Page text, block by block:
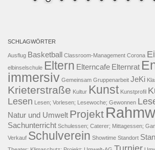
SCHLAGWÖRTER
Ausflug Basketball Classroom-Management Corona
elbinselschule Eltern Elterncafe Elternrat
immersiv Gemeinsam Gruppenarbeit JeKi
Krieterstraße Kultur Kunst Kunstprofil
Lesen Lesen; Vorlesen; Lesewoche; Gewonnen
Natur und Umwelt Projekt
Sachunterricht Schulessen; Caterer; Mittagessen;
Verkauf Schulverein Showtime Standort